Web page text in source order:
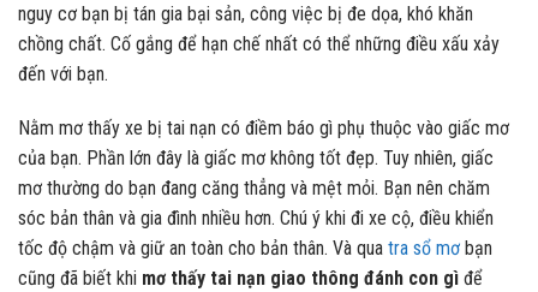
nguy cơ bạn bị tán gia bại sản, công việc bị đe dọa, khó khăn
chồng chất. Cố gắng để hạn chế nhất có thể những điều xấu xảy
đến với bạn.
Nằm mơ thấy xe bị tai nạn có điềm báo gì phụ thuộc vào giấc mơ
của bạn. Phần lớn đây là giấc mơ không tốt đẹp. Tuy nhiên, giấc
mơ thường do bạn đang căng thẳng và mệt mỏi. Bạn nên chăm
sóc bản thân và gia đình nhiều hơn. Chú ý khi đi xe cộ, điều khiển
tốc độ chậm và giữ an toàn cho bản thân. Và qua tra sổ mơ bạn
cũng đã biết khi mơ thấy tai nạn giao thông đánh con gì để